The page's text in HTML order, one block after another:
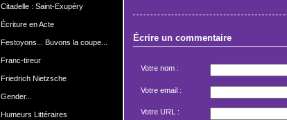
Citadelle : Saint-Exupéry
Écriture en Acte
Festoyons... Buvons la coupe...
Franc-tireur
Friedrich Nietzsche
Gender...
Humeurs Littéraires
Écrire un commentaire
Votre nom :
Votre email :
Votre URL :